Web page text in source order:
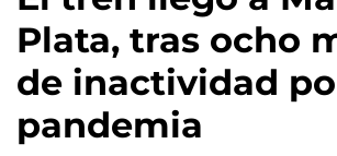
Plata, tras ocho
de inactividad
pandemia